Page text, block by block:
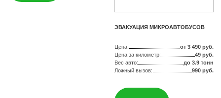
ЭВАКУАЦИЯ МИКРОАВТОБУСОВ
Цена:
от 3 490 руб.
Цена за километр:
49 руб.
Вес авто:
до 3.9 тонн
Ложный вызов:
990 руб.